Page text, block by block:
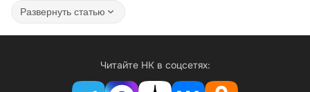
Развернуть статью
Читайте НК в соцсетях: